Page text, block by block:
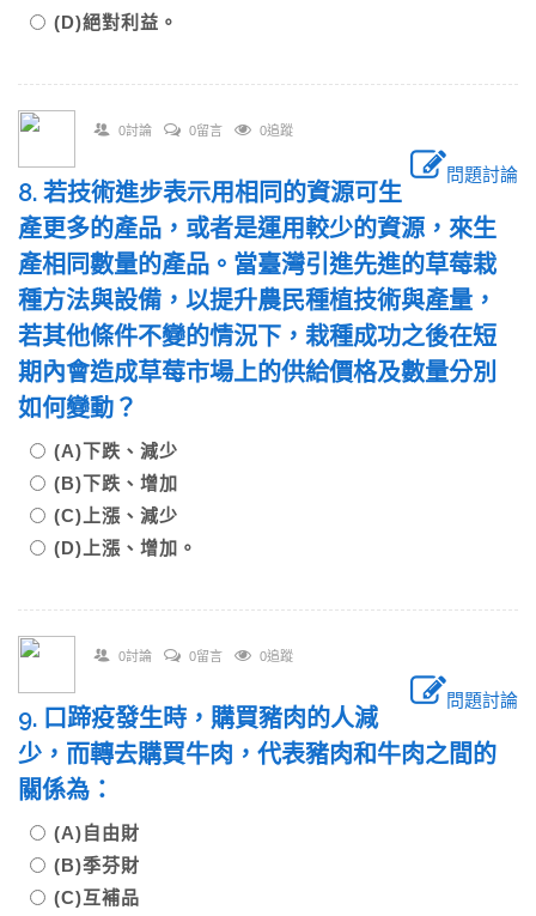
(D)絕對利益。
0討論 0留言 0追蹤
問題討論
8. 若技術進步表示用相同的資源可生
產更多的產品，或者是運用較少的資源，來生
產相同數量的產品。當臺灣引進先進的草莓栽
種方法與設備，以提升農民種植技術與產量，
若其他條件不變的情況下，栽種成功之後在短
期內會造成草莓市場上的供給價格及數量分別
如何變動？
(A)下跌、減少
(B)下跌、增加
(C)上漲、減少
(D)上漲、增加。
0討論 0留言 0追蹤
問題討論
9. 口蹄疫發生時，購買豬肉的人減
少，而轉去購買牛肉，代表豬肉和牛肉之間的
關係為：
(A)自由財
(B)季芬財
(C)互補品